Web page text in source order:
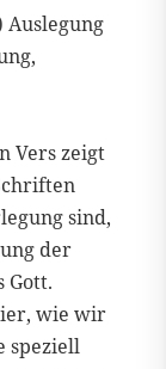
Auslegung
Vers zeigt
sind,
der
Gott.
wie wir
speziell